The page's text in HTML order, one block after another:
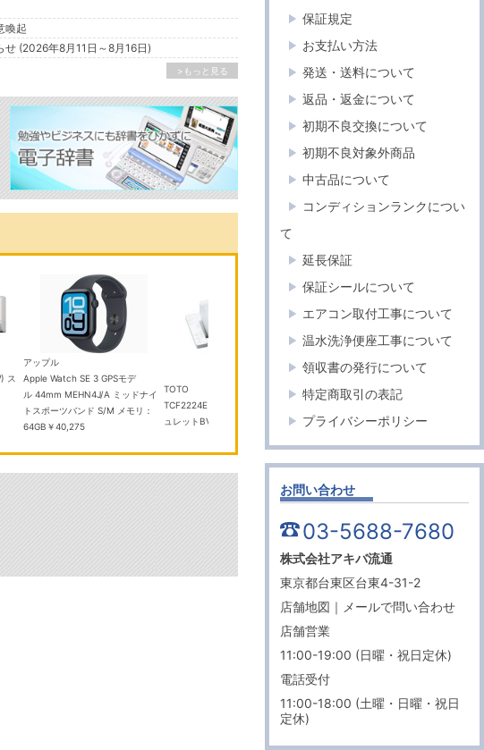
喚起
せ (2026年8月11日～8月16日)
>もっと見る
SE 3 GPSモデ
A ミッドナイ
ンド S/M メモリ：
TOTO
TCF2224E #NW1 ホワイト ウォシ
￥40,000
P TCF587 #SC1 パステルアイボリツインバード
￥35,700
保証規定
お支払い方法
発送・送料について
返品・返金について
初期不良交換について
初期不良対象外商品
中古品について
コンディションランクについ
て
延長保証
保証シールについて
エアコン取付工事について
温水洗浄便座工事について
領収書の発行について
特定商取引の表記
プライバシーポリシー
お問い合わせ
03-5688-7680
株式会社アキバ流通
東京都台東区台東4-31-2
店舗地図 ｜ メールで問い合わせ
店舗営業
11:00-19:00 (日曜・祝日定休)
電話受付
11:00-18:00 (土曜・日曜・祝日
定休)